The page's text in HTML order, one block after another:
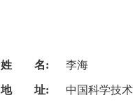
姓 名: 李海
地 址: 中国科学技